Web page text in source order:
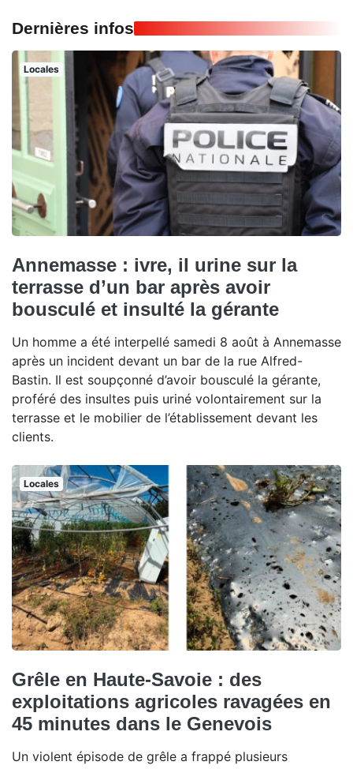
Dernières infos
Locales
Annemasse : ivre, il urine sur la
terrasse d’un bar après avoir
bousculé et insulté la gérante
Un homme a été interpellé samedi 8 août à Annemasse
après un incident devant un bar de la rue Alfred-
Bastin. Il est soupçonné d’avoir bousculé la gérante,
proféré des insultes puis uriné volontairement sur la
terrasse et le mobilier de l’établissement devant les
clients.
Locales
Grêle en Haute-Savoie : des
exploitations agricoles ravagées en
45 minutes dans le Genevois
Un violent épisode de grêle a frappé plusieurs